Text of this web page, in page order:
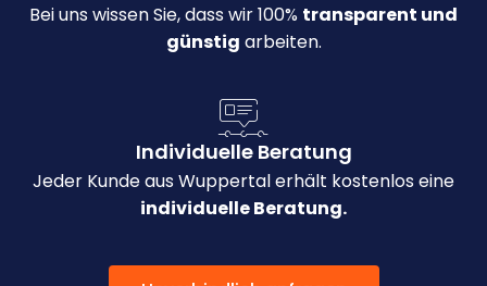
Bei uns wissen Sie, dass wir 100% transparent und
günstig arbeiten.
Individuelle Beratung
Jeder Kunde aus Wuppertal erhält kostenlos eine
individuelle Beratung.